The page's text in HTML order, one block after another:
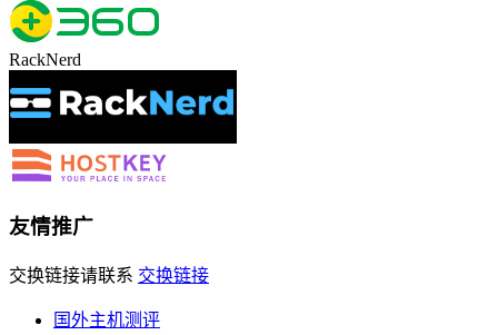
RackNerd
友情推广
交换链接请联系 交换链接
国外主机测评